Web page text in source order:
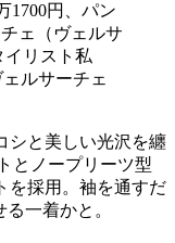
1700円、パン
ェ（ヴェルサ
イリスト私
ルサーチェ
シと美しい光沢を纏
とノープリーツ型
を採用。袖を通すだ
一着かと。